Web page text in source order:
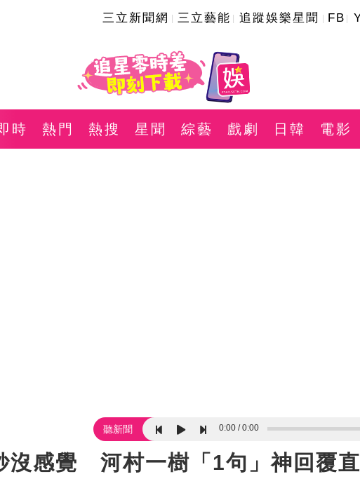
三立新聞網 三立藝能 追蹤娛樂星聞 FB
時 熱門 熱搜 星聞 綜藝 戲劇 日韓 電影
聽新聞 0:00 0:00
沒感覺 河村一樹「1句」神回覆